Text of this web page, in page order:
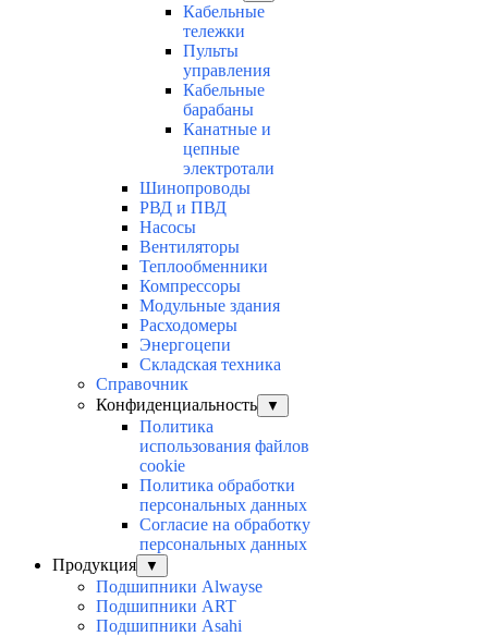
Кабельные
тележки
Пульты
управления
Кабельные
барабаны
Канатные и
цепные
электротали
Шинопроводы
РВД и ПВД
Насосы
Вентиляторы
Теплообменники
Компрессоры
Модульные здания
Расходомеры
Энергоцепи
Складская техника
Справочник
Конфиденциальность
▼
Политика
использования файлов
cookie
Политика обработки
персональных данных
Согласие на обработку
персональных данных
Продукция
▼
Подшипники Alwayse
Подшипники ART
Подшипники Asahi